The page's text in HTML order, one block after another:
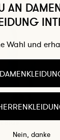
Blue
AN
Wahl und
Nein, danke